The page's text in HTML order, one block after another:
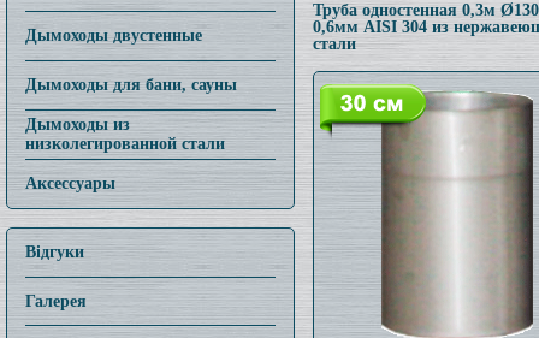
Дымоходы двустенные
Дымоходы для бани, сауны
Дымоходы из
низколегированной стали
Аксессуары
Відгуки
Галерея
Труба одностенная 0,3м
0,6мм AISI 304 из
стали